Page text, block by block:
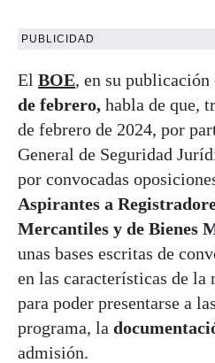
PUBLICIDAD
El BOE, en su
de febrero, habla de que,
de febrero de 2024, por
General de Seguridad
por convocadas
Aspirantes a
Mercantiles y de Bienes
unas bases escritas de
en las características de la
para poder presentarse a
programa, la
admisión.